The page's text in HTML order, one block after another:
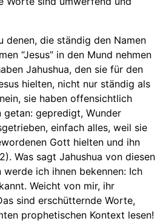
denen, die ständig den Namen
“Jesus” in den Mund nehmen
Jahushua, den sie für den
hielten, nicht nur ständig als
sie haben offensichtlich
getan: gepredigt, Wunder
einfach alles, weil sie
Gott hielten und ihn
Was sagt Jahushua von diesen
werde ich ihnen bekennen: Ich
Weicht von mir, ihr
sind erschütternde Worte,
prophetischen Kontext lesen!